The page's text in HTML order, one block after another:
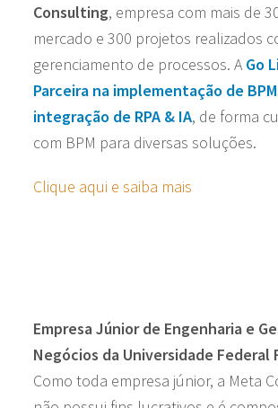
Consulting, empresa com mais de
mercado e 300 projetos realizados
gerenciamento de processos. AGo
Parceira na implementação de
integração de RPA & IA, de forma
com BPM para diversas soluções.
Clique aqui e saiba mais
Empresa Júnior de Engenharia e
Negócios da Universidade Federal
Como toda empresa júnior, a Meta